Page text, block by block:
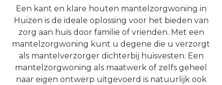
Een kant en klare houten mantelzorgwoning in
Huizen is de ideale oplossing voor het bieden van
zorg aan huis door familie of vrienden. Met een
mantelzorgwoning kunt u degene die u verzorgt
als mantelverzorger dichterbij huisvesten. Een
mantelzorgwoning als maatwerk of zelfs geheel
naar eigen ontwerp uitgevoerd is natuurlijk ook